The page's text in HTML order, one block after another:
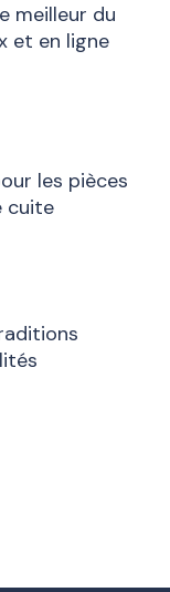
meilleur du
et en ligne
les pièces
cuite